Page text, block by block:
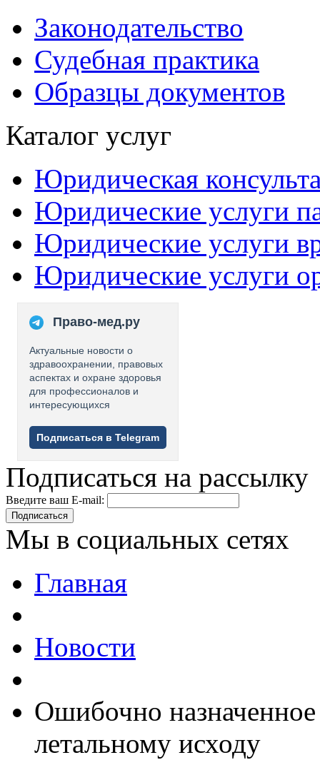
Законодательство
Судебная практика
Образцы документов
Каталог услуг
Юридическая
Юридические услуги
Юридические услуги
Юридические услуги
Право-мед.ру
Актуальные новости о
здравоохранении, правовых
аспектах и охране здоровья
для профессионалов и
интересующихся
Подписаться в Telegram
Подписаться на рассылку
Введите ваш E-mail:
Подписаться
Мы в социальных сетях
Главная
Новости
Ошибочно назначенное
летальному исходу